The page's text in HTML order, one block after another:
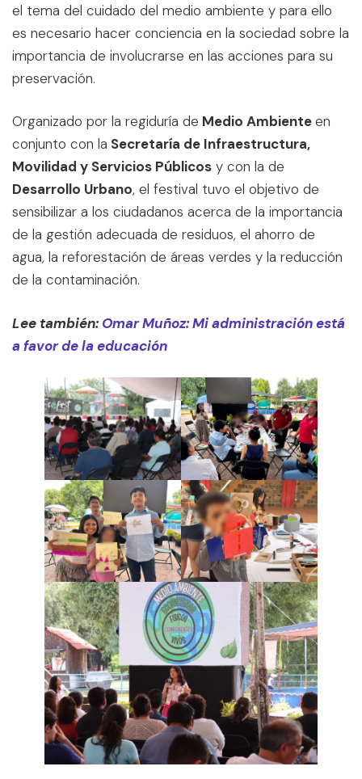
el tema del cuidado del medio ambiente y para ello
es necesario hacer conciencia en la sociedad sobre la
importancia de involucrarse en las acciones para su
preservación.
Organizado por la regiduría de Medio Ambienteen
conjunto con la Secretaría de Infraestructura,
Movilidad y Servicios Públicos y con la de
Desarrollo Urbano, el festival tuvo el objetivo de
sensibilizar a los ciudadanos acerca de la importancia
de la gestión adecuada de residuos, el ahorro de
agua, la reforestación de áreas verdes y la reducción
de la contaminación.
Lee también: Omar Muñoz: Mi administración está
a favor de la educación